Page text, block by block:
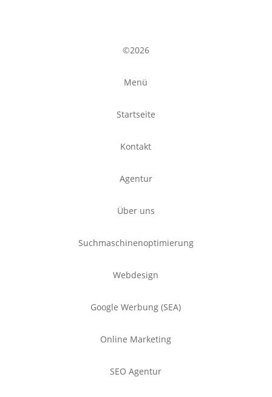
©2026
Menü
Startseite
Kontakt
Agentur
Über uns
Suchmaschinenoptimierung
Webdesign
Google Werbung (SEA)
Online Marketing
SEO Agentur